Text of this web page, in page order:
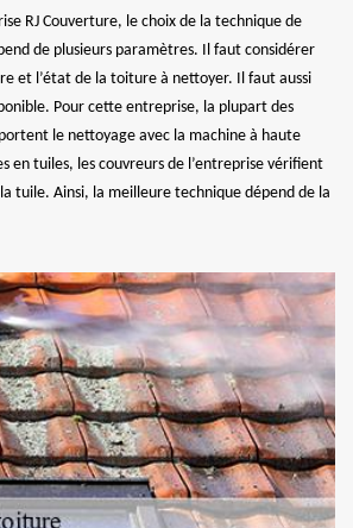
RJ Couverture, le choix de la technique de
de plusieurs paramètres. Il faut considérer
et l’état de la toiture à nettoyer. Il faut aussi
Pour cette entreprise, la plupart des
le nettoyage avec la machine à haute
en tuiles, les couvreurs de l’entreprise vérifient
tuile. Ainsi, la meilleure technique dépend de la